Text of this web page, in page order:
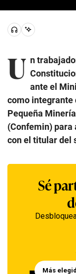
U n
ante el
como integrante
Pequeña
(Confemin) para
con el titular del